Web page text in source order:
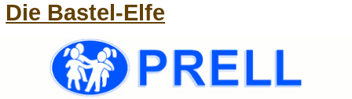
Die Bastel-Elfe